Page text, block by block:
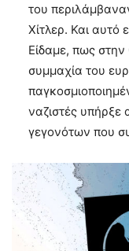
του
Χίτλερ. Και αυτό
Είδαμε, πως
συμμαχία του
ναζιστές υπήρξε
γεγονότων που